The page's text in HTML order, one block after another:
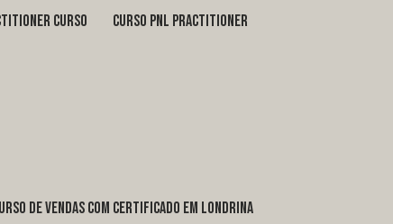
curso curso pnl practitioner
curso de vendas com certificado em Londrina